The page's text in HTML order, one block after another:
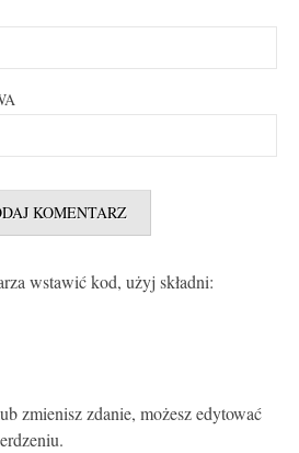
wstawić kod, użyj składni:
zmienisz zdanie, możesz edytować